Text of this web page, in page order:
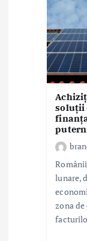
soluții
lunare,
zona